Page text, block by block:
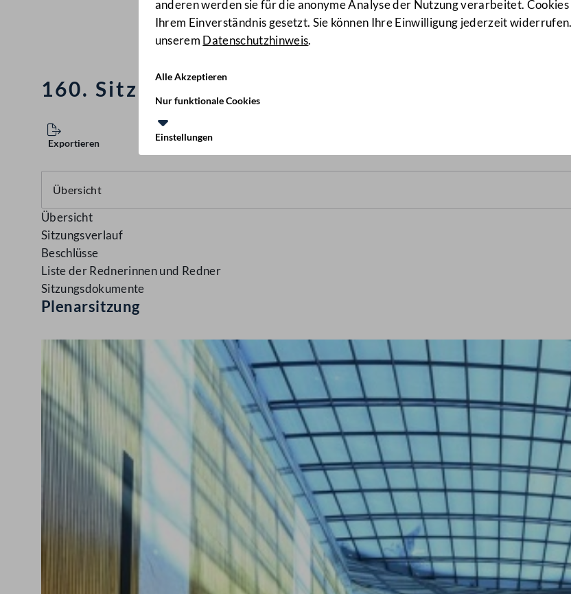
anderen werden sie für die anonyme Analyse der Nutzung verarbeitet.
Ihrem Einverständnis gesetzt. Sie können Ihre Einwilligung jederzeit
unserem Datenschutzhinweis.
Alle Akzeptieren
Nur funktionale Cookies
Einstellungen
160. Sitzung des Nationalrats vom 13. Juli 2006
Exportieren
Übersicht
Sitzungsverlauf
Beschlüsse
Liste der Rednerinnen und Redner
Sitzungsdokumente
Plenarsitzung